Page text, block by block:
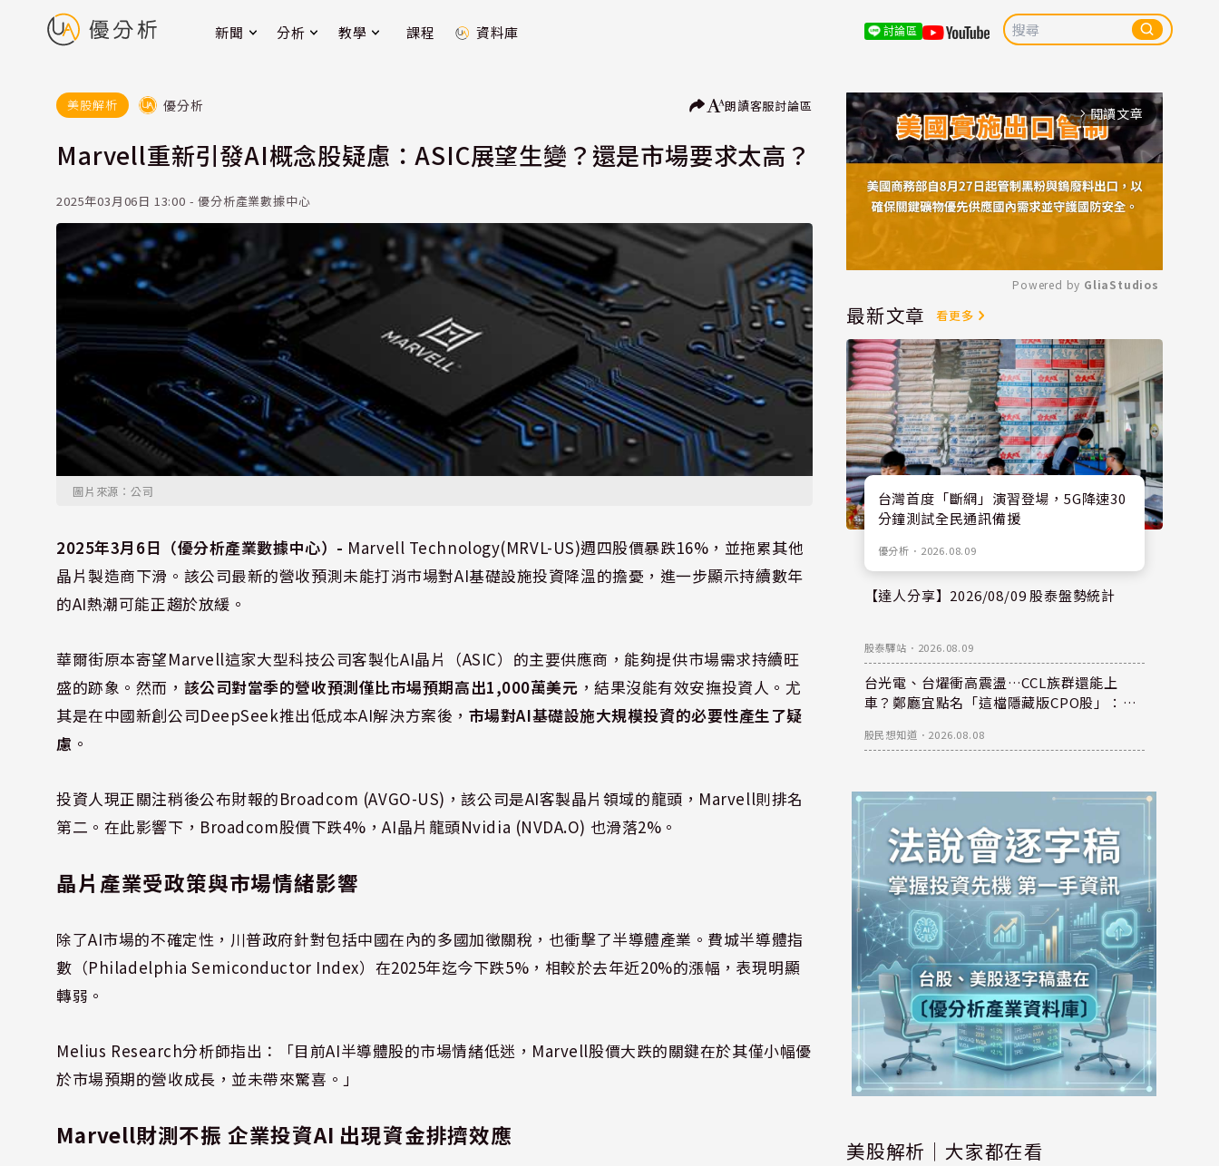
新聞 分析 教學 課程 資料庫 討論區
美股解析 優分析 朗讀客服討論區
Marvell重新引發AI概念股疑慮：ASIC展望生變？還是市場要求太高？
2025年03月06日 13:00 - 優分析產業數據中心
圖片來源：公司
2025年3月6日（優分析產業數據中心）- Marvell Technology(MRVL-US)週四股價暴跌16%，並拖累其他
晶片製造商下滑。該公司最新的營收預測未能打消市場對AI基礎設施投資降溫的擔憂，進一步顯示持續數年
的AI熱潮可能正趨於放緩。
華爾街原本寄望Marvell這家大型科技公司客製化AI晶片（ASIC）的主要供應商，能夠提供市場需求持續旺
盛的跡象。然而， 該公司對當季的營收預測僅比市場預期高出1,000萬美元 ，結果沒能有效安撫投資人。尤
其是在中國新創公司DeepSeek推出低成本AI解決方案後， 市場對AI基礎設施大規模投資的必要性產生了疑
慮 。
投資人現正關注稍後公布財報的Broadcom (AVGO-US)，該公司是AI客製晶片領域的龍頭，Marvell則排名
第二。在此影響下，Broadcom股價下跌4%，AI晶片龍頭Nvidia (NVDA.O) 也滑落2%。
晶片產業受政策與市場情緒影響
除了AI市場的不確定性，川普政府針對包括中國在內的多國加徵關稅，也衝擊了半導體產業。費城半導體指
數（Philadelphia Semiconductor Index）在2025年迄今下跌5%，相較於去年近20%的漲幅，表現明顯
轉弱。
Melius Research分析師指出：「目前AI半導體股的市場情緒低迷，Marvell股價大跌的關鍵在於其僅小幅優
於市場預期的營收成長，並未帶來驚喜。」
Marvell財測不振 企業投資AI 出現資金排擠效應
arrow_forward_ios 閱讀文章
Mute
Powered by GliaStudios
最新文章 看更多
台灣首度「斷網」演習登場，5G降速30
分鐘測試全民通訊備援
優分析 ． 2026.08.09
【達人分享】2026/08/09 股泰盤勢統計
股泰驛站 ． 2026.08.09
台光電、台燿衝高震盪…CCL族群還能上
車？鄭廳宜點名「這檔隱藏版CPO股」：每
股民想知道 ． 2026.08.08
美股解析｜大家都在看